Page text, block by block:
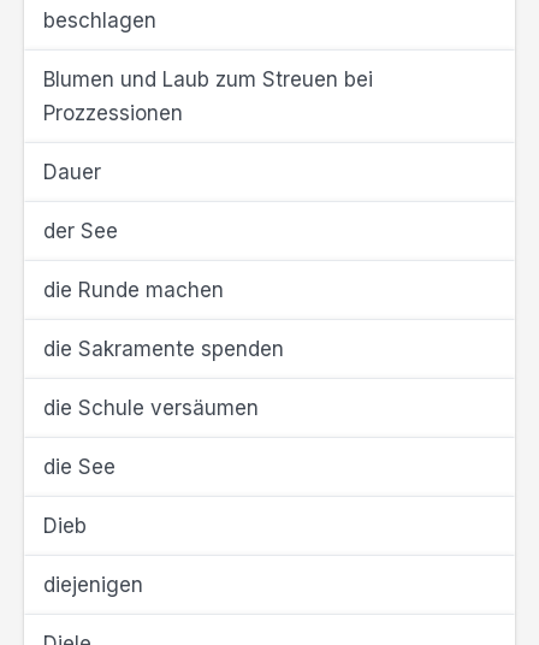
beschlagen
Blumen und Laub zum Streuen bei
Prozzessionen
Dauer
der See
die Runde machen
die Sakramente spenden
die Schule versäumen
die See
Dieb
diejenigen